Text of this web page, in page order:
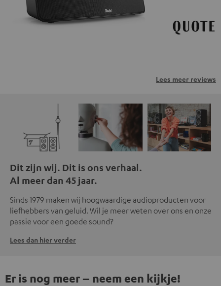
Lees meer reviews
Dit zijn wij. Dit is ons verhaal.
Al meer dan 45 jaar.
Sinds 1979 maken wij hoogwaardige audioproducten voor
liefhebbers van geluid. Wil je meer weten over ons en onze
passie voor een goede sound?
Lees dan hier verder
Er is nog meer – neem een kijkje!